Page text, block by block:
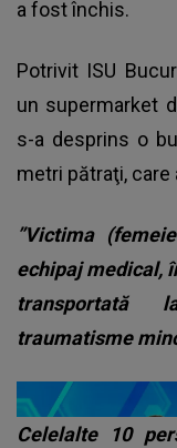
a fost închis.
Potrivit ISU
un supermarket
s-a desprins o
metri pătraţi,
”Victima
echipaj medical,
transportată
traumatisme
Celelalte 10